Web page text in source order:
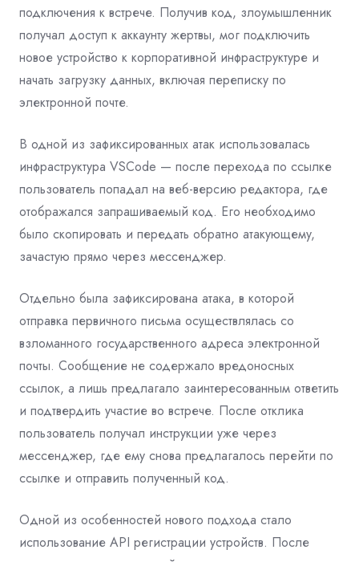
подключения к встрече. Получив код, злоумышленник
получал доступ к аккаунту жертвы, мог подключить
новое устройство к корпоративной инфраструктуре и
начать загрузку данных, включая переписку по
электронной почте.
В одной из зафиксированных атак использовалась
инфраструктура VSCode — после перехода по ссылке
пользователь попадал на веб-версию редактора, где
отображался запрашиваемый код. Его необходимо
было скопировать и передать обратно атакующему,
зачастую прямо через мессенджер.
Отдельно была зафиксирована атака, в которой
отправка первичного письма осуществлялась со
взломанного государственного адреса электронной
почты. Сообщение не содержало вредоносных
ссылок, а лишь предлагало заинтересованным ответить
и подтвердить участие во встрече. После отклика
пользователь получал инструкции уже через
мессенджер, где ему снова предлагалось перейти по
ссылке и отправить полученный код.
Одной из особенностей нового подхода стало
использование API регистрации устройств. После